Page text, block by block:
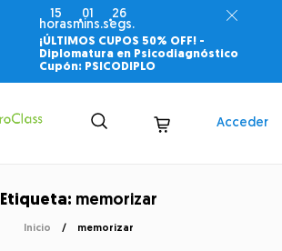
15
horas
01
mins.
25
segs.
¡ÚLTIMOS CUPOS 50% OFF! -
Diplomatura en Psicodiagnóstico
Cupón: PSICODIPLO
Acceder
Etiqueta: memorizar
Inicio memorizar